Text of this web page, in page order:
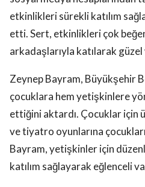
etkinlikleri sürekli katılım
etti. Sert, etkinlikleri çok
arkadaşlarıyla katılarak
Zeynep Bayram, Büyükşehir
çocuklara hem yetişkinlere
ettiğini aktardı. Çocuklar için
ve tiyatro oyunlarına
Bayram, yetişkinler için
katılım sağlayarak eğlenceli